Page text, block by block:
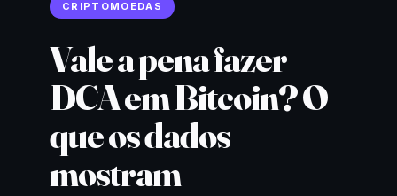
CRIPTOMOEDAS
Vale a pena fazer
DCA em Bitcoin? O
que os dados
mostram